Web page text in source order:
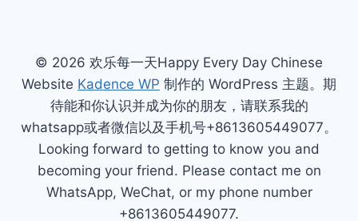
© 2026 欢乐每一天Happy Every Day Chinese
Website Kadence WP 制作的 WordPress 主题。期
待能和你认识并成为你的朋友，请联系我的
whatsapp或者微信以及手机号+8613605449077。
Looking forward to getting to know you and
becoming your friend. Please contact me on
WhatsApp, WeChat, or my phone number
+8613605449077.